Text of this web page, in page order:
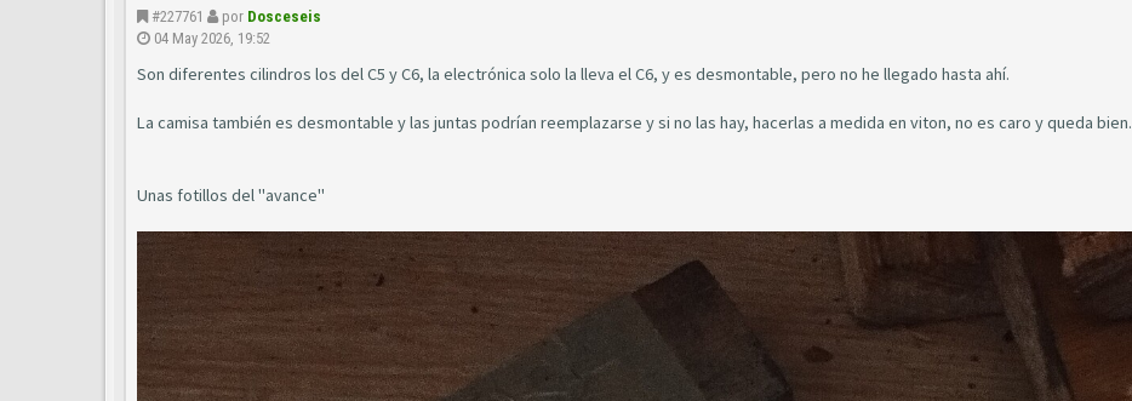
#227761 por Dosceseis
04 May 2026, 19:52
Son diferentes cilindros los del C5 y C6, la electrónica solo la lleva el C6, y es desmontable, pero no he llegado hasta ahí.
La camisa también es desmontable y las juntas podrían reemplazarse y si no las hay, hacerlas a medida en viton, no es caro y queda bien.
Unas fotillos del "avance"